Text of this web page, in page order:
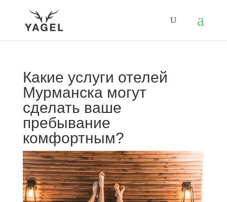
Какие услуги отелей
Мурманска могут
сделать ваше
пребывание
комфортным?